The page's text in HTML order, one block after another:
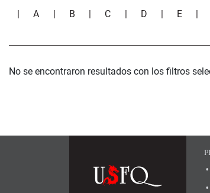
|A B C D E
No se encontraron resultados con los filtros